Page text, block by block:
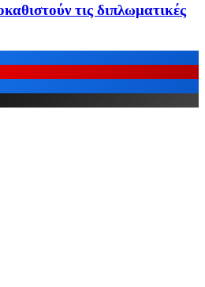
τις διπλωματικές